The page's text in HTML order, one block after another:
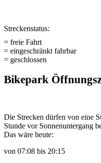
Streckenstatus:
= freie Fahrt
= eingeschränkt fahrbar
= geschlossen
Bikepark
Die Strecken dürfen von eine
Stunde vor Sonnenuntergang
Das wäre heute:
von 07:08 bis 20:15